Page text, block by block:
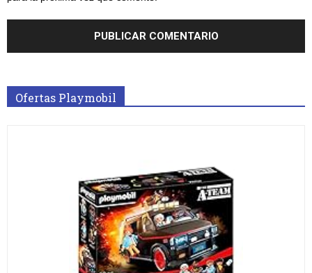
Ofertas Playmobil